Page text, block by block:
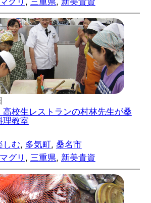
高校生レストランの村林先生が桑
理教室
しむ, 多気町, 桑名市
グリ , 三重県, 新美貴資